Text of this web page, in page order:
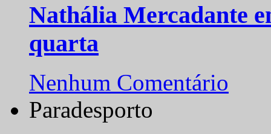
Nathália Mercadante
quarta
Nenhum Comentário
Paradesporto